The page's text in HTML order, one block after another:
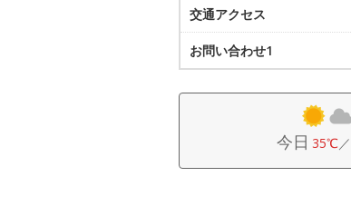
交通アクセス
お問い合わせ1
今日 35℃／